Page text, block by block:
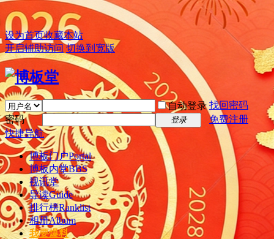
设为首页收藏本站
开启辅助访问 切换到宽版
自动登录 找回密码
密码
登录
免费注册
快捷导航
博板门户Portal
博板内堂BBS
视讯堂
导读Guide
排行榜Ranklist
相册Album
我要爆料